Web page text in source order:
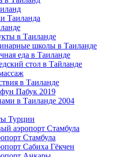
Таиланда
в Таиланде
школы в Таиланде
еда в Таиланде
стол в Тайланде
в Таиланде
Пабук 2019
в Таиланде 2004
Турции
аэропорт Стамбула
Стамбула
Сабиха Гёкчен